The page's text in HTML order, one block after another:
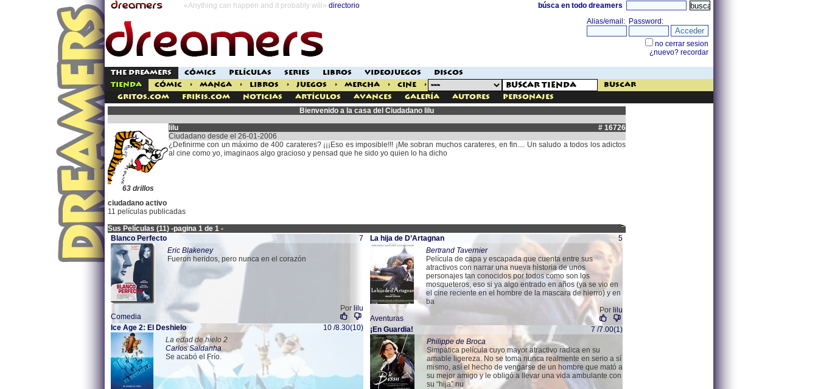
«Anything can happen and it probably will» directorio búsca en todo dreamers
THE DREAMERS CÓMICS PELÍCULAS SERIES LIBROS VIDEOJUEGOS
DISCOS
TIENDA
CÓMIC > MANGA > LIBROS > JUEGOS > MERCHA > CINE >
buscar
Gritos.com
Frikis.com Noticias Artículos Avances Galería Autores Personajes
Bienvenido a la casa del Ciudadano lilu
63 drillos
lilu
# 16726
Ciudadano desde el 26-01-2006
¿Definirme con un máximo de 400 carateres? ¡¡¡Eso es imposible!!! ¡Me sobran muchos carateres, en fin.... Un saludo a todos los adictos
al cine como yo, imaginaos algo gracioso y pensad que he sido yo quien lo ha dicho
ciudadano activo
11 películas publicadas
Sus Películas (11) -pagina 1 de 1 -
Blanco Perfecto
7
Eric Blakeney
Fueron heridos, pero nunca en el corazón
Por lilu
Comedia
Ice Age 2: El Deshielo
10 /8.30(10)
La edad de hielo 2
Carlos Saldanha
Se acabó el Frío.
La hija de D’Artagnan
5
Bertrand Tavernier
Película de capa y escapada que cuenta entre sus
atractivos con narrar una nueva historia de unos
personajes tan conocidos por todos como son los
mosqueteros, eso si ya algo entrado en años (ya se vio en
el cine reciente en el hombre de la mascara de hierro) y en
ba
Por lilu
Aventuras
¡En Guardia!
7 /7.00(1)
Philippe de Broca
Simpática película cuyo mayor atractivo radica en su
amable ligereza. No se toma nunca realmente en serio a sí
mismo, así el hecho de vengarse de un hombre que mató a
su mejor amigo y le obligó a llevar una vida ambulante con
su “hija” nu